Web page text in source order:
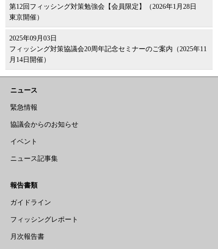
第12回フィッシング対策勉強会【会員限定】（2026年1月28日
東京開催）
2025年09月03日
フィッシング対策協議会20周年記念セミナーのご案内（2025年11
月14日開催）
ニュース
緊急情報
協議会からのお知らせ
イベント
ニュース記事集
報告書類
ガイドライン
フィッシングレポート
月次報告書